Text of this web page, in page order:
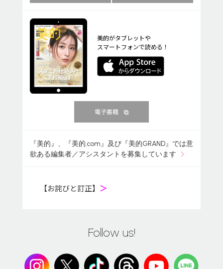
美的がタブレットや
スマートフォンで読める！
電子書籍
『美的』、『美的.com』及び『美的GRAND』では意
欲ある編集者／アシスタントを募集しています
【お詫びと訂正】 ＞
Follow us!